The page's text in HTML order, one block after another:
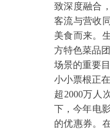
致深度融合
客流与营收
美食而来。
方特色菜品
场景的重要目
小小票根正
超2000万人
下，今年电
的优惠券。